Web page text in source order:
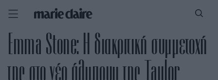
Emma Stone: Η διακριτική συμμετοχή
της στο νέο άλμπουμ της Taylor